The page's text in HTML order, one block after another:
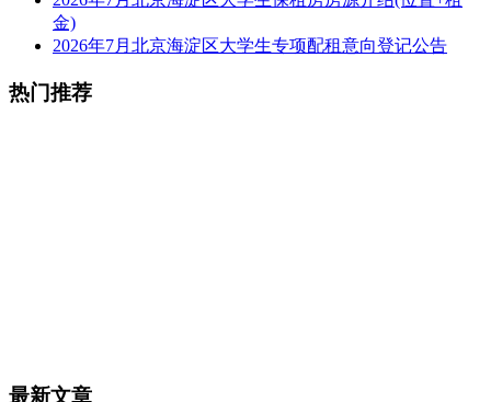
金)
2026年7月北京海淀区大学生专项配租意向登记公告
热门推荐
最新文章